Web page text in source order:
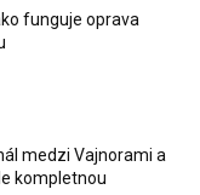
funguje oprava
medzi Vajnorami a
kompletnou